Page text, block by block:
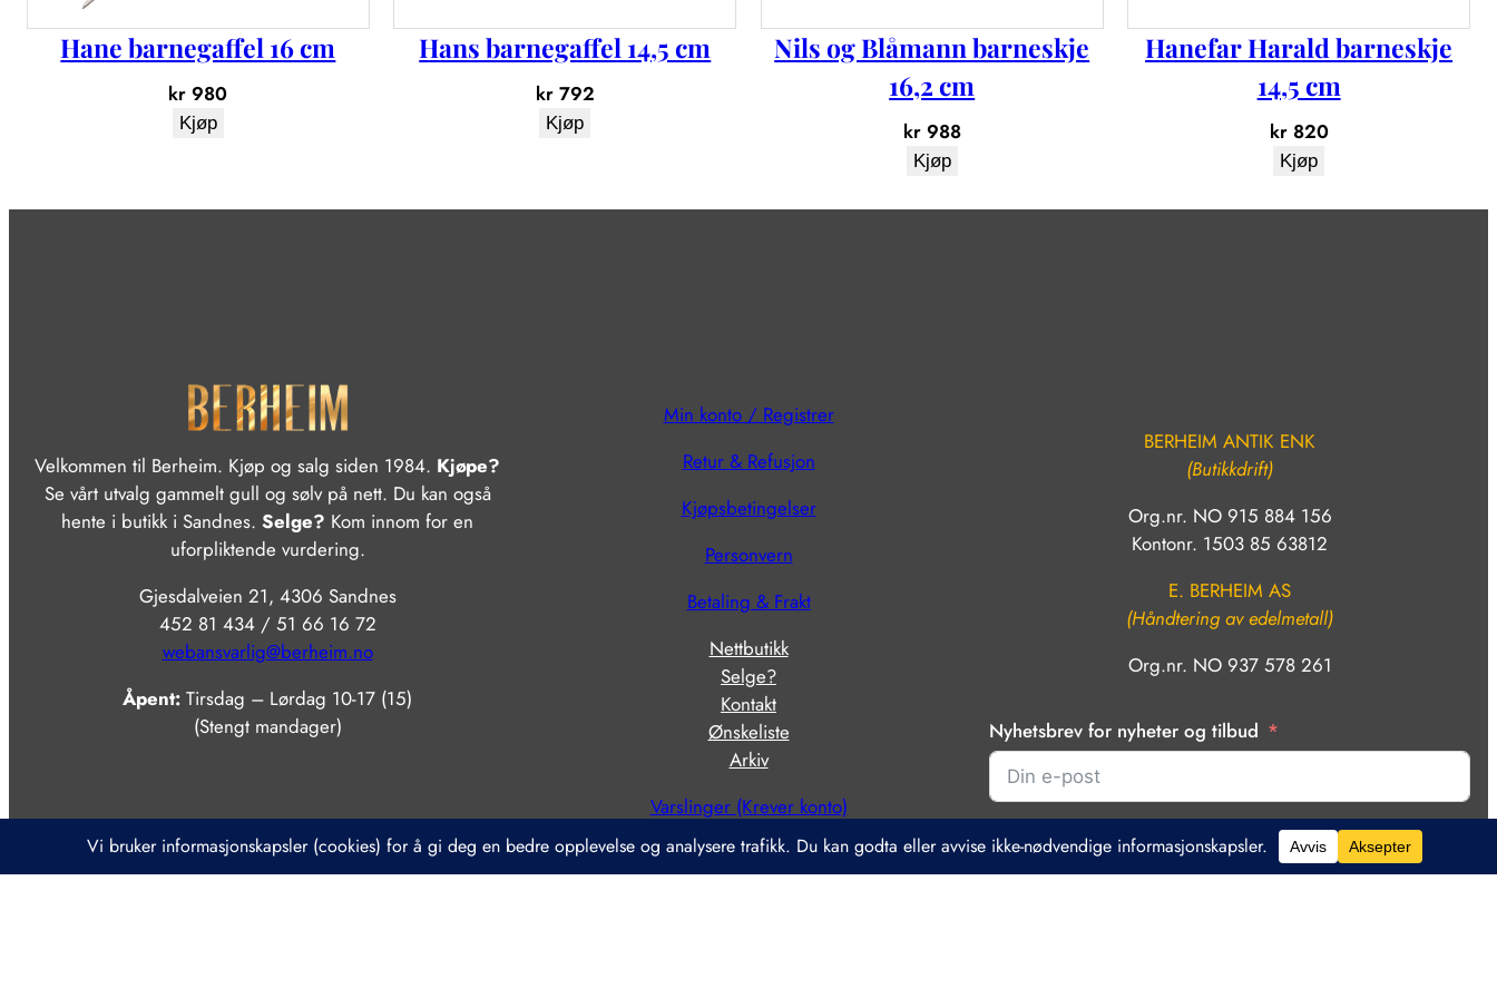
n
t
Hane barnegaffel 16 cm
kr 980
Kjøp
Hans barnegaffel 14,5 cm
kr792
Kjøp
Nils og Blåmann barneskje
16,2 cm
kr988
Kjøp
Hanefar Harald barneskje
14,5 cm
kr820
Kjøp
Velkommen til Berheim. Kjøp og salg siden 1984. Kjøpe?
Se vårt utvalg gammelt gull og sølv på nett. Du kan også
hente i butikk i Sandnes. Selge? Kom innom for en
uforpliktende vurdering.
Gjesdalveien 21, 4306 Sandnes
452 81 434 / 51 66 16 72
webansvarlig@berheim.no
Åpent: Tirsdag – Lørdag 10-17 (15)
(Stengt mandager)
Min konto / Registrer
Retur & Refusjon
Kjøpsbetingelser
Personvern
Betaling & Frakt
Nettbutikk
Selge?
Kontakt
Ønskeliste
Arkiv
Varslinger (Krever konto)
BERHEIM ANTIK ENK
(Butikkdrift)
Org.nr. NO 915 884 156
Kontonr. 1503 85 63812
E. BERHEIM AS
(Håndtering av edelmetall)
Org.nr. NO 937 578 261
Nyhetsbrev for nyheter og tilbud
Bekreft